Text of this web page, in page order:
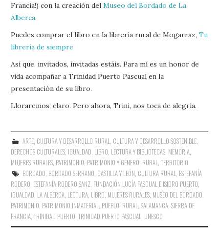
Francia!) con la creación del Museo del Bordado de La
Alberca.
Puedes comprar el libro en la librería rural de Mogarraz,Tu
librería de siempre
Así que, invitados, invitadas estáis. Para mí es un honor de
vida acompañar a Trinidad Puerto Pascual en la
presentación de su libro.
Lloraremos, claro. Pero ahora, Trini, nos toca de alegría.
ARTE, CULTURA Y DESARROLLO RURAL CULTURA Y DESARROLLO SOSTENIBLE,
DERECHOS CULTURALES IGUALDAD LIBRO, LECTURA Y BIBLIOTECAS MEMORIA
MUJERES RURALES PATRIMONIO PATRIMONIO Y GÉNERO RURAL ,TERRITORIO
BORDADO BORDADO SERRANO CASTILLA Y LEÓN CULTURA RURAL ESTEFANÍA
RODERO ESTEFANÍA RODERO SANZ FUNDACIÓN LUCÍA PASCUAL E ISIDRO PUERTO
IGUALDAD LA ALBERCA LECTURA LIBRO MUJERES RURALES MUSEO DEL BORDADO
PATRIMONIO PATRIMONIO INMATERIAL PUEBLO RURAL ,SALAMANCA ,SIERRA DE
FRANCIA ,TRINIDAD PUERTO ,TRINIDAD PUERTO PASCUAL UNESCO